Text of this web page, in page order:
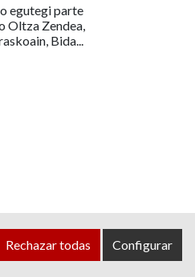
egutegi parte
Oltza Zendea,
Bida...
Rechazar todas Configurar